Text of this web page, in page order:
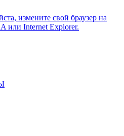
измените свой браузер на
или Internet Explorer.